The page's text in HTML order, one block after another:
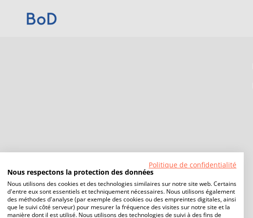
Politique de confidentialité
Nous respectons la protection des données
Nous utilisons des cookies et des technologies similaires sur notre site web. Certains
d'entre eux sont essentiels et techniquement nécessaires. Nous utilisons également
des méthodes d'analyse (par exemple des cookies ou des empreintes digitales, ainsi
que le suivi côté serveur) pour mesurer la fréquence des visites sur notre site et la
manière dont il est utilisé. Nous utilisons des technologies de suivi à des fins de